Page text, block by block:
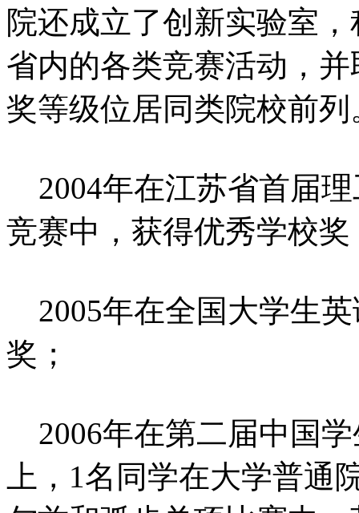
院还成立了创新实验室
省内的各类竞赛活动，
奖等级位居同类院校前列
2004年在江苏省首届
竞赛中，获得优秀学校奖
2005年在全国大学生
奖；
2006年在第二届中国
上，1名同学在大学普